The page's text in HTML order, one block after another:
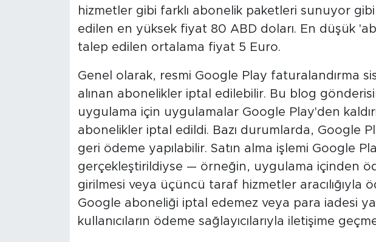
hizmetler gibi farklı abonelik paketleri sunuyor
edilen en yüksek fiyat 80 ABD doları. En düşük
talep edilen ortalama fiyat 5 Euro.
Genel olarak, resmi Google Play faturalandırma
alınan abonelikler iptal edilebilir. Bu blog
uygulama için uygulamalar Google Play'den
abonelikler iptal edildi. Bazı durumlarda, Google
geri ödeme yapılabilir. Satın alma işlemi Google
gerçekleştirildiyse — örneğin, uygulama içinden
girilmesi veya üçüncü taraf hizmetler aracılığıyla
Google aboneliği iptal edemez veya para iadesi
kullanıcıların ödeme sağlayıcılarıyla iletişime